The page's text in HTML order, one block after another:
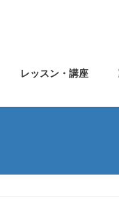
レッスン・講座